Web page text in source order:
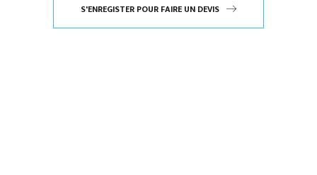
S'ENREGISTER POUR FAIRE UN DEVIS